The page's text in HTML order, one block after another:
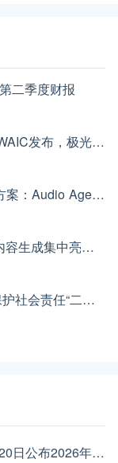
二季度财报
国内首个AI智能体管理成熟度标准于WAIC发布，极光参编
极光旗下 GPTBots.ai 升级客服解决方案：Audio Agent 打通企业通信线路，LINE 客服插件 2.0 同步上线
AI 客户互动、企业级 AI Agent、AI 内容生成集中亮相！极光旗下EngageLab WAIC 2026 现场回顾
极光获评CCIA数据安全和个人信息保护社会责任“二星级”单位
极光将于2026年8月20日公布2026年第二季度财报